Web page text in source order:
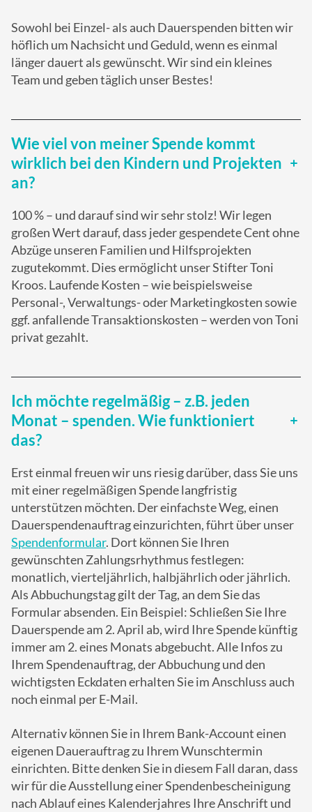
Sowohl bei Einzel- als auch Dauerspenden bitten wir
höflich um Nachsicht und Geduld, wenn es einmal
länger dauert als gewünscht. Wir sind ein kleines
Team und geben täglich unser Bestes!
Wie viel von meiner Spende kommt
wirklich bei den Kindern und Projekten
an?
100 % – und darauf sind wir sehr stolz! Wir legen
großen Wert darauf, dass jeder gespendete Cent ohne
Abzüge unseren Familien und Hilfsprojekten
zugutekommt. Dies ermöglicht unser Stifter Toni
Kroos. Laufende Kosten – wie beispielsweise
Personal-, Verwaltungs- oder Marketingkosten sowie
ggf. anfallende Transaktionskosten – werden von Toni
privat gezahlt.
Ich möchte regelmäßig – z.B. jeden
Monat – spenden. Wie funktioniert
das?
Erst einmal freuen wir uns riesig darüber, dass Sie uns
mit einer regelmäßigen Spende langfristig
unterstützen möchten. Der einfachste Weg, einen
Dauerspendenauftrag einzurichten, führt über unser
Spendenformular. Dort können Sie Ihren
gewünschten Zahlungsrhythmus festlegen:
monatlich, vierteljährlich, halbjährlich oder jährlich.
Als Abbuchungstag gilt der Tag, an dem Sie das
Formular absenden. Ein Beispiel: Schließen Sie Ihre
Dauerspende am 2. April ab, wird Ihre Spende künftig
immer am 2. eines Monats abgebucht. Alle Infos zu
Ihrem Spendenauftrag, der Abbuchung und den
wichtigsten Eckdaten erhalten Sie im Anschluss auch
noch einmal per E-Mail.
Alternativ können Sie in Ihrem Bank-Account einen
eigenen Dauerauftrag zu Ihrem Wunschtermin
einrichten. Bitte denken Sie in diesem Fall daran, dass
wir für die Ausstellung einer Spendenbescheinigung
nach Ablauf eines Kalenderjahres Ihre Anschrift und